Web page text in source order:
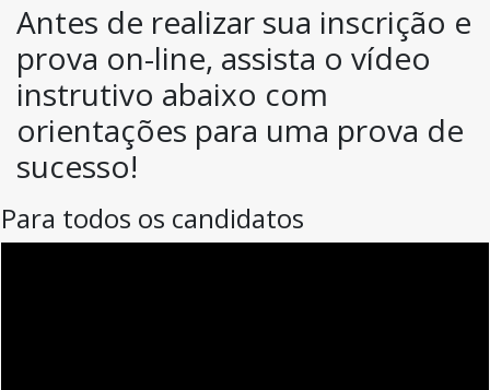
Antes de realizar sua inscrição e
prova on-line, assista o vídeo
instrutivo abaixo com
orientações para uma prova de
sucesso!
Para todos os candidatos